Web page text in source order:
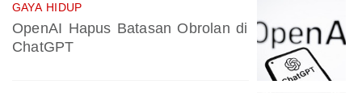
GAYA HIDUP
OpenAI Hapus Batasan Obrolan di
ChatGPT